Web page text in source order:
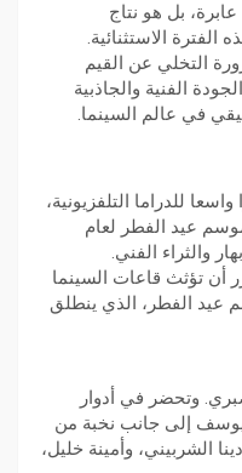
بل هو نتاج
الاستثنائية.
التخلي عن القيم
الفنية والجاذبية
في عالم السينما.
للدراما التلفزيونية،
عيد الفطر لعام
أن تؤثث قاعات السينما
الفطر، الذي ينطلق
وتحضر في أدوار
يوسف إلى جانب نخبة من
الشربيني، وأمينة خليل،